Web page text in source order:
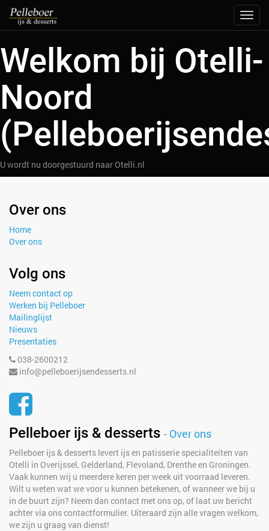
aan/
Welkom bij Otelli-
Noord
U wordt nu doorgestuurd naar Otelli.nl
Over ons
Home
Over ons
Volg ons
Neem contact op
Werken bij Pelleboer
Mailinglijst
Nieuws
Presentaties
038-2600212
info@pelleboerijsendesserts.nl
Pelleboer ijs & desserts - Over ons
Pelleboer ijs & desserts levert ijs en patisserie specialiteiten van
Otelli in Overijssel, Gelderland, Flevoland, Drenthe en Groningen.
Vaak kunnen wij u meerdere keren per week uit voorraad leveren.
Wilt u weten wat we voor u kunnen betekenen, of wanneer we bij u
in de buurt zijn? Neem dan contact met ons op, of laat uw bericht
achter via ons contactformulier. Uiteraard zijn alle vragen welkom,
we zijn u graag van dienst!